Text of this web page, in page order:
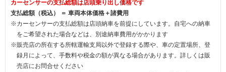
カーセンサーの支払総額は店頭乗り出し価格です
支払総額（税込） ＝ 車両本体価格＋諸費用
※カーセンサーの支払総額は店頭納車を前提にしています。自宅への納車
をご希望された場合などは、別途納車費用がかかります
※販売店の所在する所轄運輸支局以外で登録する際や、車の定置場所、登
録月によって、手数料や税金の額が異なる場合があります。詳しくは販
売店にお問合せください